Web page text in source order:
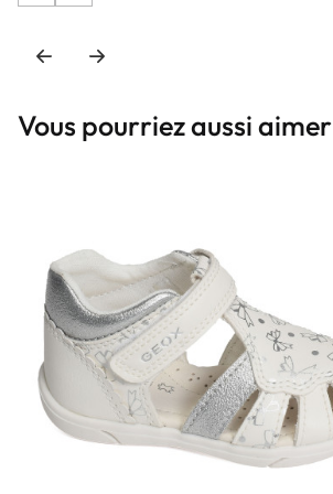
Vous pourriez aussi aimer